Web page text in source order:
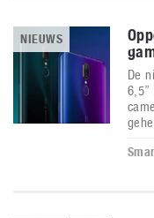
NIEUWS
De
6,5”